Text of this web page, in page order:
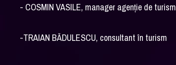
- COSMIN VASILE, manager agenție de turism
-TRAIAN BĂDULESCU, consultant în turism